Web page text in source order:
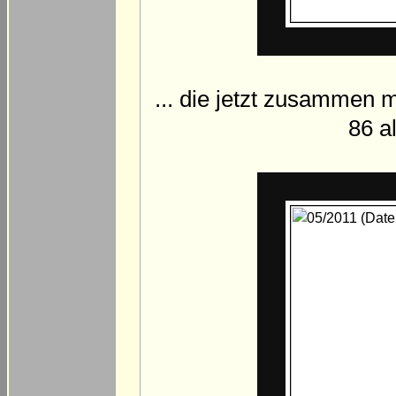
... die jetzt zusammen
86